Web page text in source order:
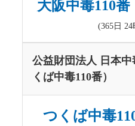
大阪中毒110
(365日
公益財団法人 日本
くば中毒110番）
つくば中毒